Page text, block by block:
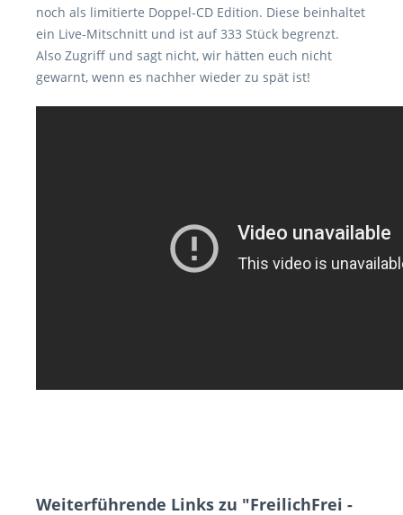
noch als limitierte Doppel-CD Edition. Diese beinhaltet
ein Live-Mitschnitt und ist auf 333 Stück begrenzt.
Also Zugriff und sagt nicht, wir hätten euch nicht
gewarnt, wenn es nachher wieder zu spät ist!
Weiterführende Links zu "FreilichFrei -